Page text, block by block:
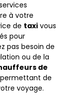
à votre
de taxi vous
pour
pas besoin de
ou de la
de
de
voyage.